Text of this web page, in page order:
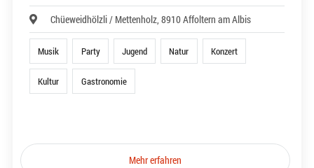
Chüeweidhölzli / Mettenholz, 8910 Affoltern am Albis
Musik Party Jugend Natur Konzert
Kultur Gastronomie
Mehr erfahren